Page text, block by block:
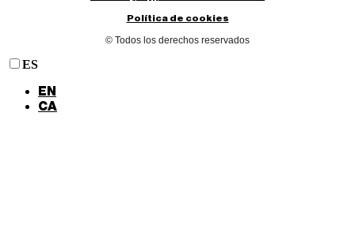
Política de cookies
© Todos los derechos reservados
ES
EN
CA